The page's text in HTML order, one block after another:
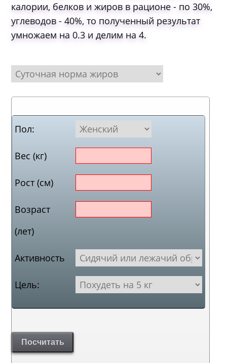
калории, белков и жиров в рационе - по 30%,
углеводов - 40%, то полученный результат
умножаем на 0.3 и делим на 4.
Пол:
Вес (кг)
Рост (см)
Возраст
(лет)
Активность
Цель:
Посчитать